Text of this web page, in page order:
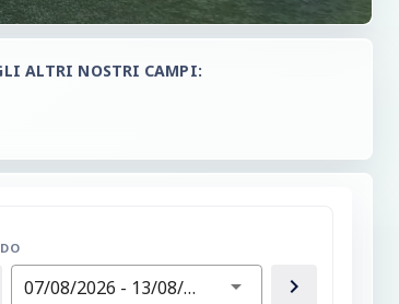
ALTRI NOSTRI CAMPI:
07/08/2026 - 13/08/2026